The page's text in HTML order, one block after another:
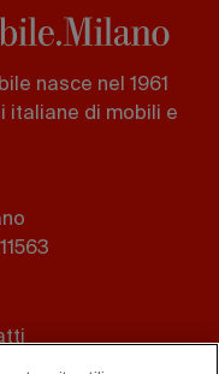
nasce nel 1961
italiane di mobili e